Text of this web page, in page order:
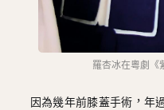
羅杏冰在粵劇《
因為幾年前膝蓋手術，年